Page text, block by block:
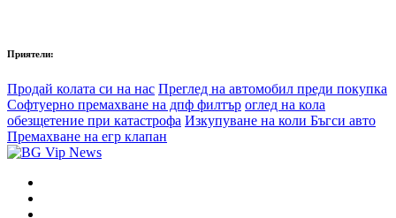
Приятели:
Продай колата си на нас Преглед на автомобил преди покупка
Софтуерно премахване на дпф филтър оглед на кола
обезщетение при катастрофа Изкупуване на коли Бъгси авто
Премахване на егр клапан